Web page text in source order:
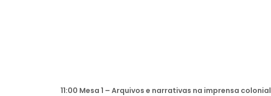
11:00 Mesa 1 – Arquivos e narrativas na imprensa colonial